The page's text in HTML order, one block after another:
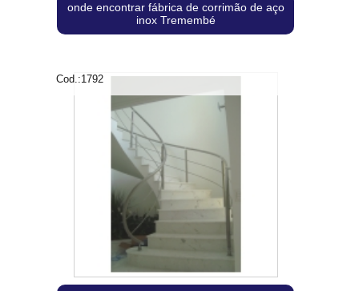
onde encontrar fábrica de corrimão de aço
inox Tremembé
Cod.:1792